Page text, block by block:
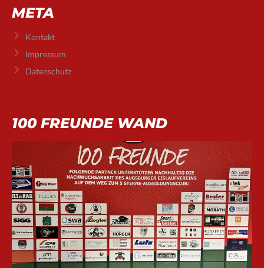
META
Kontakt
Impressum
Datenschutz
100 FREUNDE WAND